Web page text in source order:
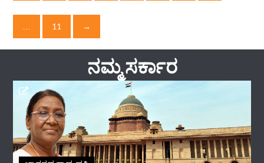
11 →
ನಮ್ಮ ಸರ್ಕಾರ